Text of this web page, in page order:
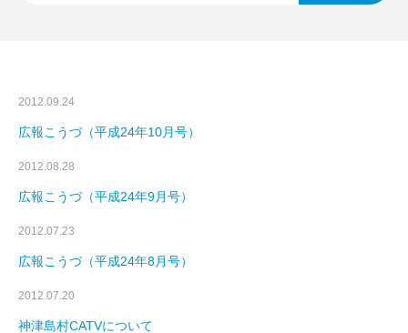
2012.09.24
広報こうづ（平成24年10月号）
2012.08.28
広報こうづ（平成24年9月号）
2012.07.23
広報こうづ（平成24年8月号）
2012.07.20
神津島村CATVについて